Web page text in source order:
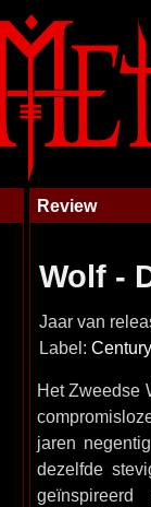
Review
Wolf -
Jaar van
Label:
Het Zweedse
jaren
dezelfde